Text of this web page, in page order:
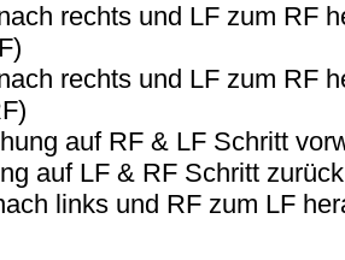
rechts und LF zum RF
rechts und LF zum RF
auf RF & LF Schritt
auf LF & RF Schritt zurück
links und RF zum LF